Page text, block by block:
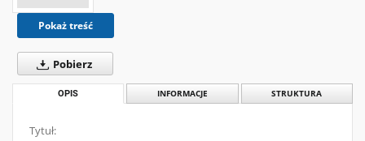
Pokaż treść
Pobierz
OPIS INFORMACJE STRUKTURA
Tytuł: